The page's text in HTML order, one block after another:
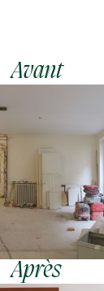
Après
Avant